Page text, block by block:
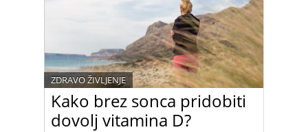
Kako brez sonca pridobiti
dovolj vitamina D?
ZDRAVO ŽIVLJENJE